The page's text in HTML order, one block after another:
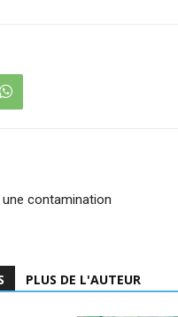
contamination
PLUS DE L'AUTEUR